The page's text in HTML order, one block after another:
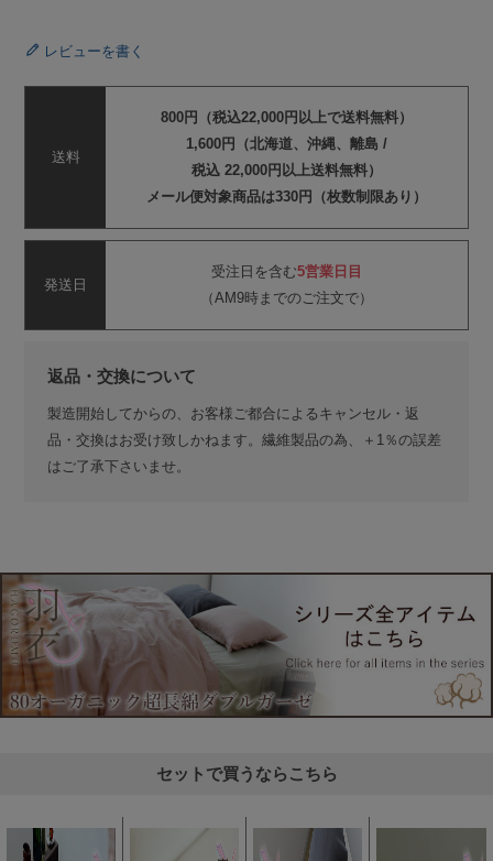
レビューを書く
送料
800円（税込22,000円以上で送料無料）
1,600円（北海道、沖縄、離島 /
税込 22,000円以上送料無料）
メール便対象商品は330円（枚数制限あり）
発送日
受注日を含む5営業日目
（AM9時までのご注文で）
返品・交換について
製造開始してからの、お客様ご都合によるキャンセル・返
品・交換はお受け致しかねます。繊維製品の為、＋1％の誤差
はご了承下さいませ。
セットで買うならこちら